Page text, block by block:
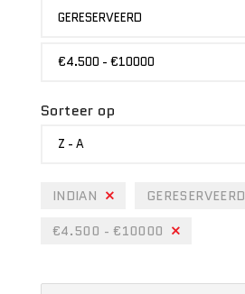
GERESERVEERD
€4.500 - €10000
Sorteer op
Z - A
INDIAN
GERESERVEERD
€4.500 - €10000